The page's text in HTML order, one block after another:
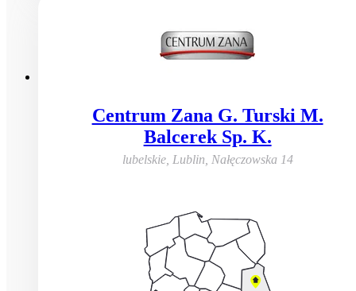
Centrum Zana G. Turski M.
Balcerek Sp. K.
lubelskie, Lublin Nałęczowska 14